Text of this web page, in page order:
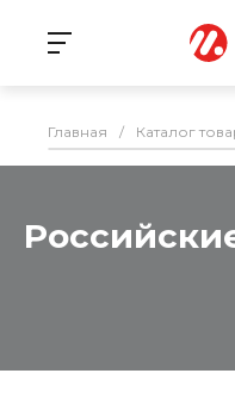
Главная / Каталог